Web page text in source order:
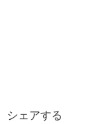
シェアする